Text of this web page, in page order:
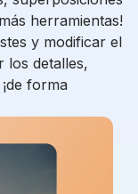
herramientas!
y modificar el
los detalles,
forma